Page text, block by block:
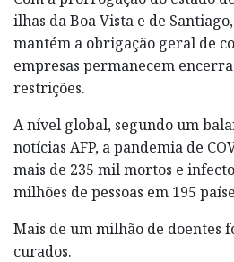
ilhas da Boa Vista e de
mantém a obrigação geral de
empresas permanecem
restrições.
A nível global, segundo um
notícias AFP, a pandemia de
mais de 235 mil mortos e
milhões de pessoas em 195
Mais de um milhão de doentes
curados.